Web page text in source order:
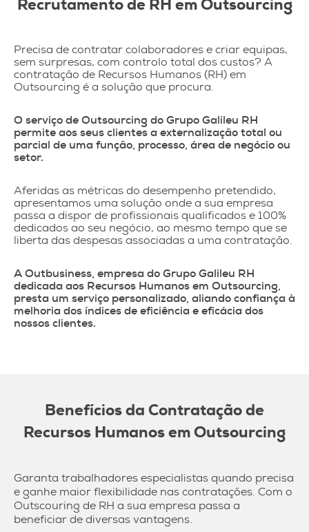
Recrutamento de RH em Outsourcing
Precisa de contratar colaboradores e criar equipas,
sem surpresas, com controlo total dos custos? A
contratação de Recursos Humanos (RH) em
Outsourcing é a solução que procura.
O serviço de Outsourcing do Grupo Galileu RH
permite aos seus clientes a externalização total ou
parcial de uma função, processo, área de negócio ou
setor.
Aferidas as métricas do desempenho pretendido,
apresentamos uma solução onde a sua empresa
passa a dispor de profissionais qualificados e 100%
dedicados ao seu negócio, ao mesmo tempo que se
liberta das despesas associadas a uma contratação.
A Outbusiness, empresa do Grupo Galileu RH
dedicada aos Recursos Humanos em Outsourcing,
presta um serviço personalizado, aliando confiança à
melhoria dos índices de eficiência e eficácia dos
nossos clientes.
Benefícios da Contratação de
Recursos Humanos em Outsourcing
Garanta trabalhadores especialistas quando precisa
e ganhe maior flexibilidade nas contratações. Com o
Outscouring de RH a sua empresa passa a
beneficiar de diversas vantagens.